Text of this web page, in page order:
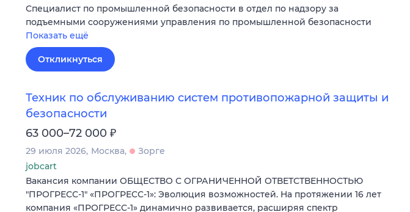
Специалист по промышленной безопасности в отдел по надзору за
подъемными сооружениями управления по промышленной безопасности
Показать ещё
Откликнуться
Техник по обслуживанию систем противопожарной защиты и
безопасности
63 000–72 000 ₽
29 июля 2026 Москва
Зорге
jobcart
Вакансия компании ОБЩЕСТВО С ОГРАНИЧЕННОЙ ОТВЕТСТВЕННОСТЬЮ
"ПРОГРЕСС-1" «ПРОГРЕСС-1»: Эволюция возможностей. На протяжении 16 лет
компания «ПРОГРЕСС-1» динамично развивается, расширяя спектр